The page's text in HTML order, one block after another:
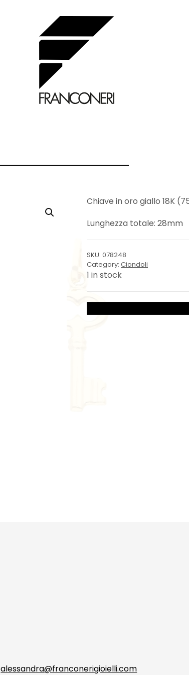
Chiave in oro giallo 18K
Lunghezza totale: 28mm
SKU: 078248
Category: Ciondoli
1 in stock
alessandra@franconerigioielli.com